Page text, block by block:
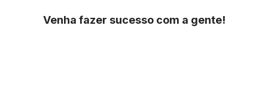
Venha fazer sucesso com a gente!